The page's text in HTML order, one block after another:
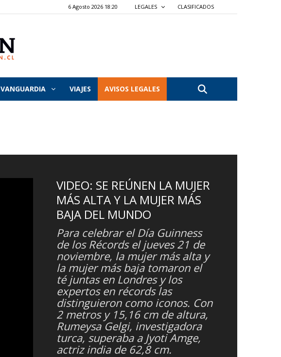
6 Agosto 2026 18:20 LEGALES CLASIFICADOS
VANGUARDIA VIAJES AVISOS LEGALES
VIDEO: SE REÚNEN LA MUJER
MÁS ALTA Y LA MUJER MÁS
BAJA DEL MUNDO
Para celebrar el Día Guinness
de los Récords el jueves 21 de
noviembre, la mujer más alta y
la mujer más baja tomaron el
té juntas en Londres y los
expertos en récords las
distinguieron como iconos. Con
2 metros y 15,16 cm de altura,
Rumeysa Gelgi, investigadora
turca, superaba a Jyoti Amge,
actriz india de 62,8 cm.